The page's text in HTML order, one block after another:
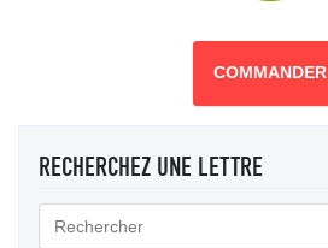
COMMANDER
RECHERCHEZ UNE LETTRE